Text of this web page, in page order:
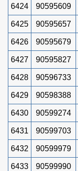
6424 90595609
6425 90595657
6426 90595679
6427 90595827
6428 90596733
6429 90598388
6430 90599274
6431 90599703
6432 90599979
6433 90599990